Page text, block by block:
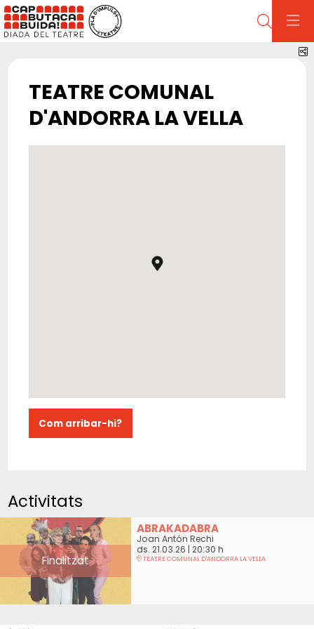
Cerca
TEATRE COMUNAL
D'ANDORRA LA VELLA
Com arribar-hi?
Activitats
Finalitzat
ABRAKADABRA
Joan Antón Rechi
ds. 21.03.26 | 20:30 h
TEATRE COMUNAL D'ANDORRA LA VELLA